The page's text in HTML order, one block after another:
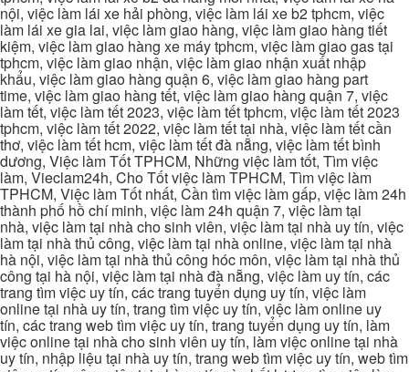
nội, việc làm lái xe hải phòng, việc làm lái xe b2 tphcm, việc
làm lái xe gia lai, việc làm giao hàng, việc làm giao hàng tiết
kiệm, việc làm giao hàng xe máy tphcm, việc làm giao gas tại
tphcm, việc làm giao nhận, việc làm giao nhận xuất nhập
khẩu, việc làm giao hàng quận 6, việc làm giao hàng part
time, việc làm giao hàng tết, việc làm giao hàng quận 7, việc
làm tết, việc làm tết 2023, việc làm tết tphcm, việc làm tết 2023
tphcm, việc làm tết 2022, việc làm tết tại nhà, việc làm tết cần
thơ, việc làm tết hcm, việc làm tết đà nẵng, việc làm tết bình
dương, Việc làm Tốt TPHCM, Những việc làm tốt, Tìm việc
làm, Vieclam24h, Cho Tốt việc làm TPHCM, Tìm việc làm
TPHCM, Việc làm Tốt nhất, Cần tìm việc làm gấp, việc làm 24h
thành phố hồ chí minh, việc làm 24h quận 7, việc làm tại
nhà, việc làm tại nhà cho sinh viên, việc làm tại nhà uy tín, việc
làm tại nhà thủ công, việc làm tại nhà online, việc làm tại nhà
hà nội, việc làm tại nhà thủ công hóc môn, việc làm tại nhà thủ
công tại hà nội, việc làm tại nhà đà nẵng, việc làm uy tín, các
trang tìm việc uy tín, các trang tuyển dụng uy tín, việc làm
online tại nhà uy tín, trang tìm việc uy tín, việc làm online uy
tín, các trang web tìm việc uy tín, trang tuyển dụng uy tín, làm
việc online tại nhà cho sinh viên uy tín, làm việc online tại nhà
uy tín, nhập liệu tại nhà uy tín, trang web tìm việc uy tín, web tìm